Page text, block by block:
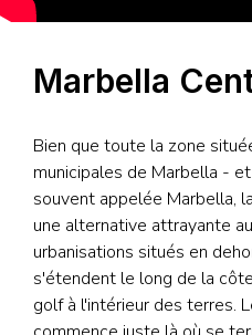
Marbella
Bien que toute la zone
municipales de Marbella -
souvent appelée Marbella,
une alternative attrayante
urbanisations situés en
s'étendent le long de la
golf à l'intérieur des terres.